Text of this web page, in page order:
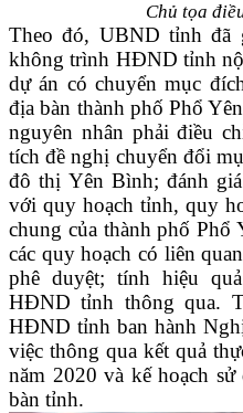
Chủ tọa
Theo đó, UBND tỉnh đã
không trình HĐND tỉnh
dự án có chuyển mục
địa bàn thành phố Phổ
nguyên nhân phải điều
tích đề nghị chuyển đổi
đô thị Yên Bình; đánh
với quy hoạch tỉnh, quy
chung của thành phố
các quy hoạch có liên
phê duyệt; tính hiệu
HĐND tỉnh thông qua.
HĐND tỉnh ban hành
việc thông qua kết quả
năm 2020 và kế hoạch
bàn tỉnh.